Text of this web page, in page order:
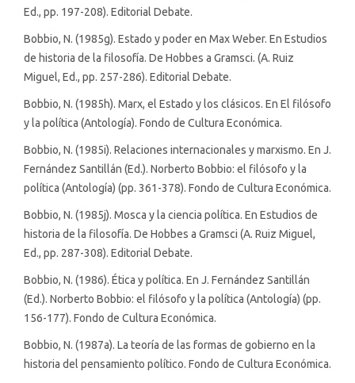
Ed., pp. 197-208). Editorial Debate.
Bobbio, N. (1985g). Estado y poder en Max Weber. En Estudios
de historia de la filosofía. De Hobbes a Gramsci. (A. Ruiz
Miguel, Ed., pp. 257-286). Editorial Debate.
Bobbio, N. (1985h). Marx, el Estado y los clásicos. En El filósofo
y la política (Antología). Fondo de Cultura Económica.
Bobbio, N. (1985i). Relaciones internacionales y marxismo. En J.
Fernández Santillán (Ed.). Norberto Bobbio: el filósofo y la
política (Antología) (pp. 361-378). Fondo de Cultura Económica.
Bobbio, N. (1985j). Mosca y la ciencia política. En Estudios de
historia de la filosofía. De Hobbes a Gramsci (A. Ruiz Miguel,
Ed., pp. 287-308). Editorial Debate.
Bobbio, N. (1986). Ética y política. En J. Fernández Santillán
(Ed.). Norberto Bobbio: el filósofo y la política (Antología) (pp.
156-177). Fondo de Cultura Económica.
Bobbio, N. (1987a). La teoría de las formas de gobierno en la
historia del pensamiento político. Fondo de Cultura Económica.